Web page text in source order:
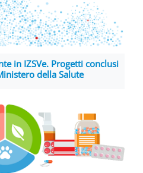
in IZSVe. Progetti conclusi
della Salute